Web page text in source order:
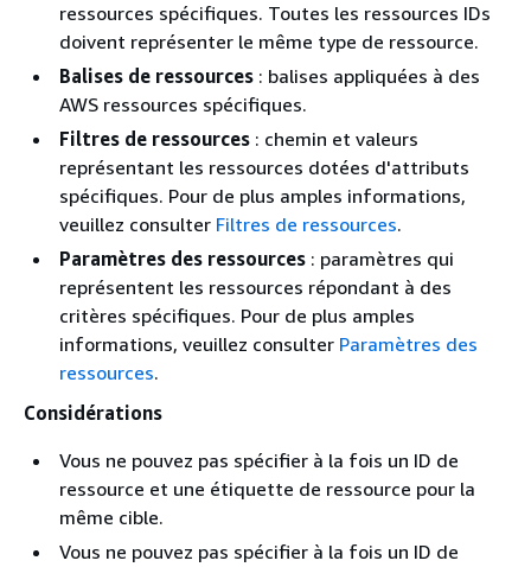
ressources spécifiques. Toutes les ressources IDs
doivent représenter le même type de ressource.
Balises de ressources : balises appliquées à des
AWS ressources spécifiques.
Filtres de ressources : chemin et valeurs
représentant les ressources dotées d'attributs
spécifiques. Pour de plus amples informations,
veuillez consulter Filtres de ressources.
Paramètres des ressources : paramètres qui
représentent les ressources répondant à des
critères spécifiques. Pour de plus amples
informations, veuillez consulter Paramètres des
ressources.
Considérations
Vous ne pouvez pas spécifier à la fois un ID de
ressource et une étiquette de ressource pour la
même cible.
Vous ne pouvez pas spécifier à la fois un ID de